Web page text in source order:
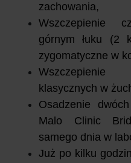
zachowania,
Wszczepienie
górnym łuku (2
zygomatyczne w
Wszczepienie
klasycznych w
Osadzenie
Malo Clinic
samego dnia w
Już po kilku